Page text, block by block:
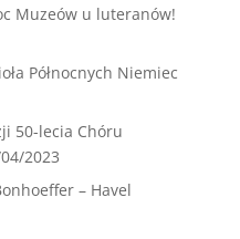
Muzeów u luteranów!
Północnych Niemiec
50-lecia Chóru
2023
– Havel